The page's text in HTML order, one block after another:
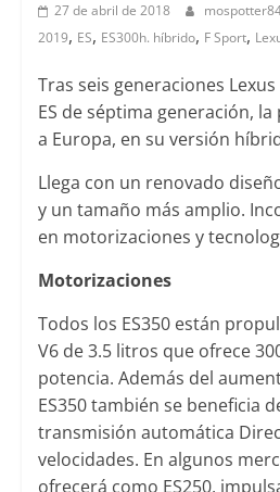
27 de abril de 2018
2019, ES, ES300h. híbrido, F Sport,
Tras seis generaciones
ES de séptima generación,
a Europa, en su versión
Llega con un renovado
y un tamaño más amplio.
en motorizaciones y
Motorizaciones
Todos los ES350 están
V6 de 3.5 litros que ofrece
potencia. Además del
ES350 también se beneficia
transmisión automática
velocidades. En algunos
ofrecerá como ES250,